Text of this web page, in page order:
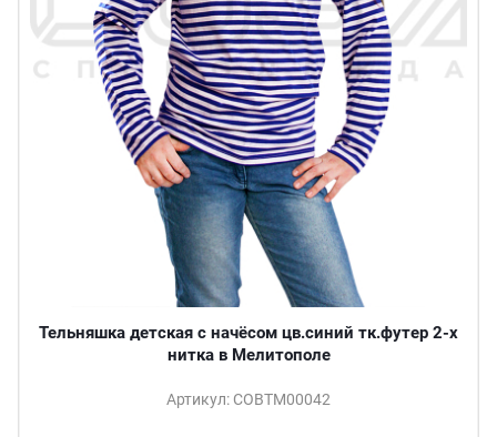
Тельняшка детская с начёсом цв.синий тк.футер 2-х
нитка в Мелитополе
Артикул: СОВТМ00042